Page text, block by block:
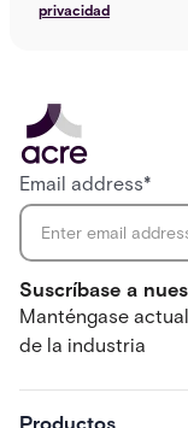
privacidad
Suscríbase a
Manténgase
de la industria
Email address*